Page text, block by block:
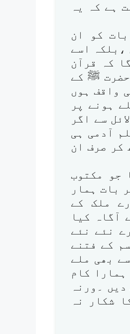
ہے کہ یہ
کو ان
،بلکہ اسے
کہ قرآن
حضرت ﷺ کے
واقف ہوں
ہونے پر
سے اگر
آدمی ہی
کر صرف ان
میں جرمنی کا جو مکتوب
بات ہمار
ملک کے
آگاہ کیا
نئے نئے
کے فتنے
بھی ملے
کام
۔ورنہ
شکار نہ